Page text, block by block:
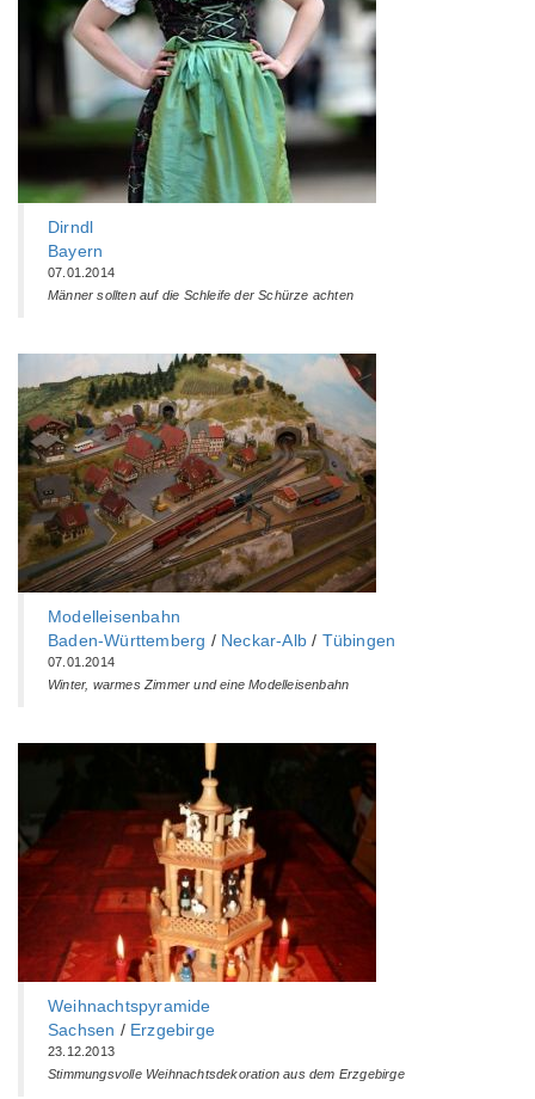
Dirndl
Bayern
07.01.2014
Männer sollten auf die Schleife der Schürze achten
Modelleisenbahn
Baden-Württemberg‎ / Neckar-Alb / Tübingen
07.01.2014
Winter, warmes Zimmer und eine Modelleisenbahn
Weihnachtspyramide
Sachsen / Erzgebirge
23.12.2013
Stimmungsvolle Weihnachtsdekoration aus dem Erzgebirge